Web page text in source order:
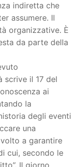
indiretta che
assumere. Il
organizzative. È
da parte della
scrive il 17 del
ai
la
degli eventi
una
a garantire
cui, secondo le